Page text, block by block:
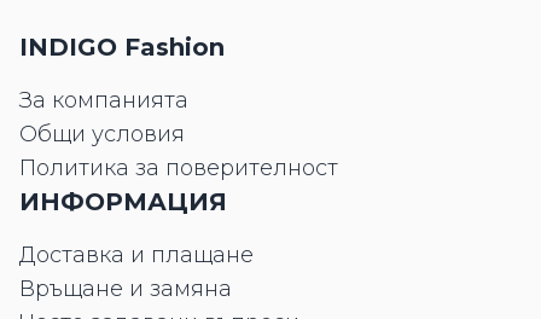
INDIGO Fashion
За компанията
Общи условия
Политика за поверителност
ИНФОРМАЦИЯ
Доставка и плащане
Връщане и замяна